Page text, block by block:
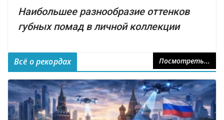
Наибольшее разнообразие оттенков
губных помад в личной коллекции
Всё о рекордах Посмотреть...